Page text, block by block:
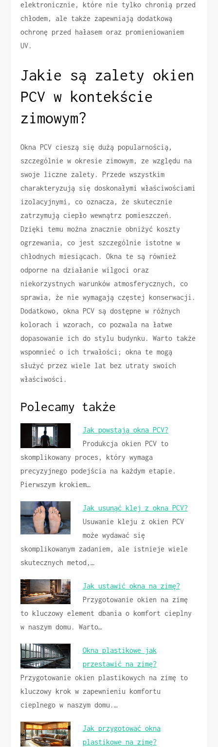
elektronicznie, które nie tylko chronią przed
chłodem, ale także zapewniają dodatkową
ochronę przed hałasem oraz promieniowaniem
UV.
Jakie są zalety okien
PCV w kontekście
zimowym?
Okna PCV cieszą się dużą popularnością,
szczególnie w okresie zimowym, ze względu na
swoje liczne zalety. Przede wszystkim
charakteryzują się doskonałymi właściwościami
izolacyjnymi, co oznacza, że skutecznie
zatrzymują ciepło wewnątrz pomieszczeń.
Dzięki temu można znacznie obniżyć koszty
ogrzewania, co jest szczególnie istotne w
chłodnych miesiącach. Okna te są również
odporne na działanie wilgoci oraz
niekorzystnych warunków atmosferycznych, co
sprawia, że nie wymagają częstej konserwacji.
Dodatkowo, okna PCV są dostępne w różnych
kolorach i wzorach, co pozwala na łatwe
dopasowanie ich do stylu budynku. Warto także
wspomnieć o ich trwałości; okna te mogą
służyć przez wiele lat bez utraty swoich
właściwości.
Polecamy także
Jak powstają okna PCV?
Produkcja okien PCV to
skomplikowany proces, który wymaga
precyzyjnego podejścia na każdym etapie.
Pierwszym krokiem…
Jak usunąć klej z okna PCV?
Usuwanie kleju z okien PCV
może wydawać się
skomplikowanym zadaniem, ale istnieje wiele
skutecznych metod,…
Jak ustawić okna na zimę?
Przygotowanie okien na zimę
to kluczowy element dbania o komfort cieplny
w naszym domu. Warto…
Okna plastikowe jak
przestawić na zimę?
Przygotowanie okien plastikowych na zimę to
kluczowy krok w zapewnieniu komfortu
cieplnego w naszym domu.…
Jak przygotować okna
plastikowe na zimę?